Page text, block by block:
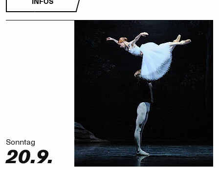
INFOS
Sonntag
20.9.